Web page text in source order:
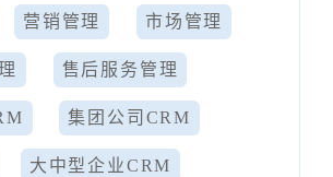
营销管理 市场管理
售后服务管理
集团公司CRM
大中型企业CRM